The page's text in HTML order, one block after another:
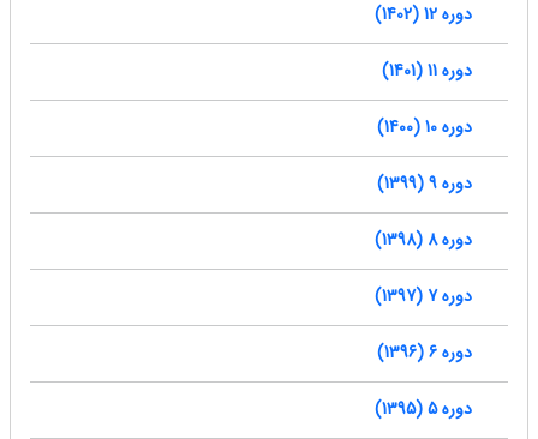
دوره 12 (1402)
دوره 11 (1401)
دوره 10 (1400)
دوره 9 (1399)
دوره 8 (1398)
دوره 7 (1397)
دوره 6 (1396)
دوره 5 (1395)